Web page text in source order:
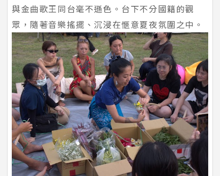
與金曲歌王同台毫不遜色。台下不分國籍的觀
眾，隨著音樂搖擺、沉浸在愜意夏夜氛圍之中。